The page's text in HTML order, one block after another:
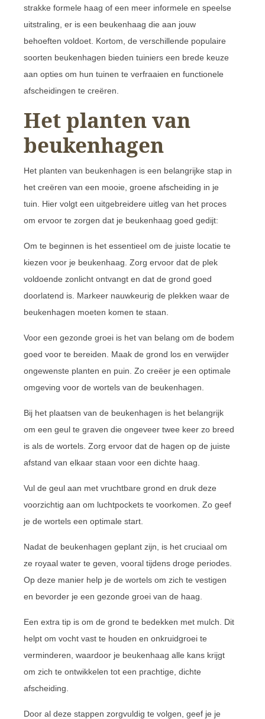
strakke formele haag of een meer informele en speelse
uitstraling, er is een beukenhaag die aan jouw
behoeften voldoet. Kortom, de verschillende populaire
soorten beukenhagen bieden tuiniers een brede keuze
aan opties om hun tuinen te verfraaien en functionele
afscheidingen te creëren.
Het planten van
beukenhagen
Het planten van beukenhagen is een belangrijke stap in
het creëren van een mooie, groene afscheiding in je
tuin. Hier volgt een uitgebreidere uitleg van het proces
om ervoor te zorgen dat je beukenhaag goed gedijt:
Om te beginnen is het essentieel om de juiste locatie te
kiezen voor je beukenhaag. Zorg ervoor dat de plek
voldoende zonlicht ontvangt en dat de grond goed
doorlatend is. Markeer nauwkeurig de plekken waar de
beukenhagen moeten komen te staan.
Voor een gezonde groei is het van belang om de bodem
goed voor te bereiden. Maak de grond los en verwijder
ongewenste planten en puin. Zo creëer je een optimale
omgeving voor de wortels van de beukenhagen.
Bij het plaatsen van de beukenhagen is het belangrijk
om een geul te graven die ongeveer twee keer zo breed
is als de wortels. Zorg ervoor dat de hagen op de juiste
afstand van elkaar staan voor een dichte haag.
Vul de geul aan met vruchtbare grond en druk deze
voorzichtig aan om luchtpockets te voorkomen. Zo geef
je de wortels een optimale start.
Nadat de beukenhagen geplant zijn, is het cruciaal om
ze royaal water te geven, vooral tijdens droge periodes.
Op deze manier help je de wortels om zich te vestigen
en bevorder je een gezonde groei van de haag.
Een extra tip is om de grond te bedekken met mulch. Dit
helpt om vocht vast te houden en onkruidgroei te
verminderen, waardoor je beukenhaag alle kans krijgt
om zich te ontwikkelen tot een prachtige, dichte
afscheiding.
Door al deze stappen zorgvuldig te volgen, geef je je